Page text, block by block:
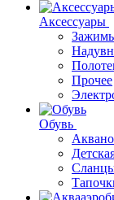
Аксессуары
Прочее
Обувь